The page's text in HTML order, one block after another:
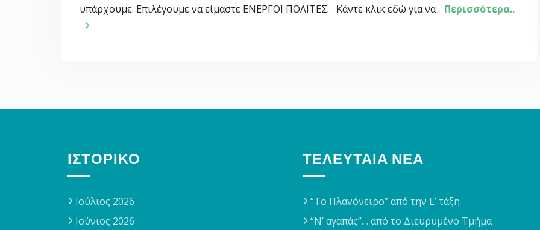
υπάρχουμε. Επιλέγουμε να είμαστε ΕΝΕΡΓΟΙ ΠΟΛΙΤΕΣ. Κάντε κλικ εδώ για να
Περισσότερα..
ΙΣΤΟΡΙΚΌ
Ιούλιος 2026
Ιούνιος 2026
ΤΕΛΕΥΤΑΊΑ ΝΈΑ
“Το Πλανόνειρο” από την Ε’ τάξη
“Ν’ αγαπάς”… από το Διευρυμένο Τμήμα